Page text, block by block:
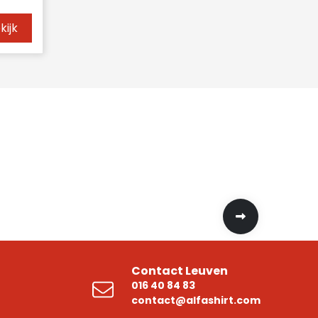
Contact Leuven
016 40 84 83
contact@alfashirt.com